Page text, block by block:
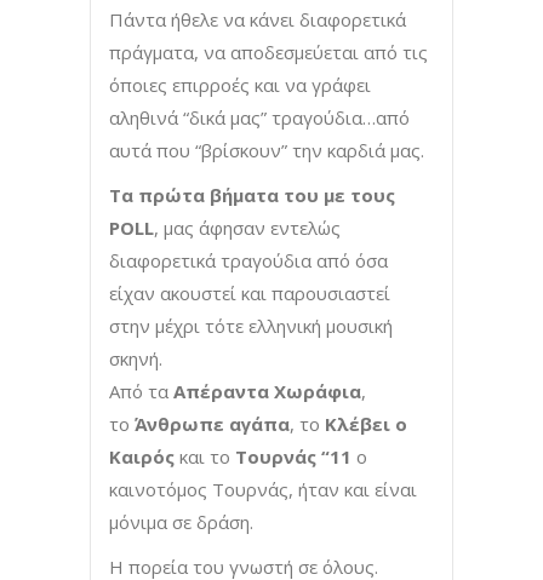
Πάντα ήθελε να κάνει διαφορετικά
πράγματα, να αποδεσμεύεται από τις
όποιες επιρροές και να γράφει
αληθινά “δικά μας” τραγούδια…από
αυτά που “βρίσκουν” την καρδιά μας.
Τα πρώτα βήματα του με τους
POLL, μας άφησαν εντελώς
διαφορετικά τραγούδια από όσα
είχαν ακουστεί και παρουσιαστεί
στην μέχρι τότε ελληνική μουσική
σκηνή.
Από τα Απέραντα Χωράφια,
το Άνθρωπε αγάπα, το Κλέβει ο
Καιρός και το Τουρνάς “11 ο
καινοτόμος Τουρνάς, ήταν και είναι
μόνιμα σε δράση.
Η πορεία του γνωστή σε όλους.